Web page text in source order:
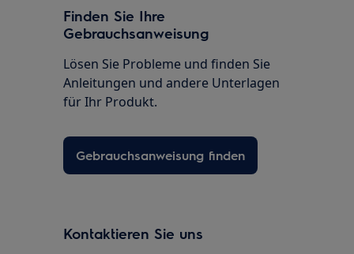
Finden Sie Ihre
Gebrauchsanweisung
Lösen Sie Probleme und finden Sie
Anleitungen und andere Unterlagen
für Ihr Produkt.
Gebrauchsanweisung finden
Kontaktieren Sie uns